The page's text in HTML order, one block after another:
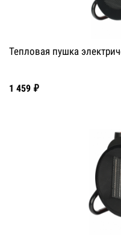
Тепловая пушка
1 459 ₽